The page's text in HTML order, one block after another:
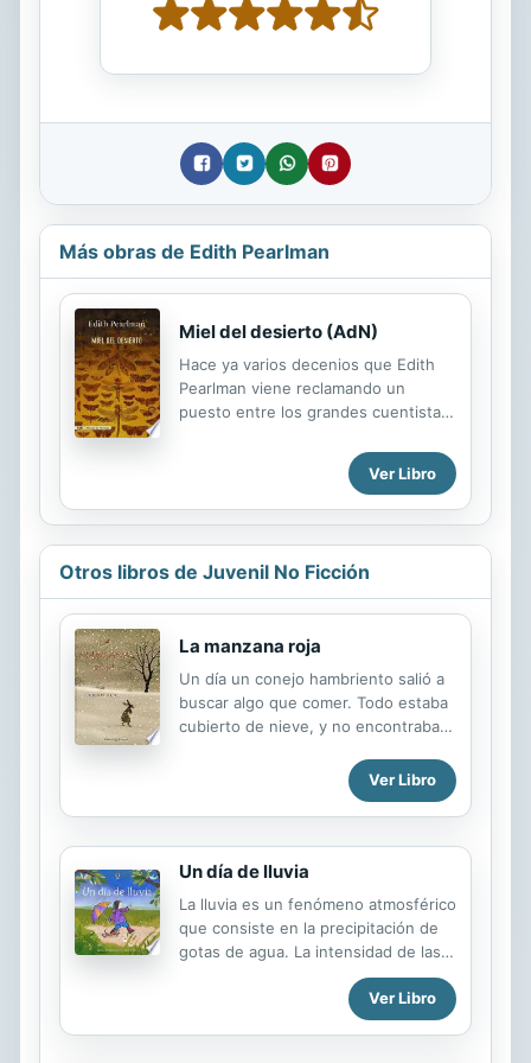
Más obras de Edith Pearlman
Miel del desierto (AdN)
Hace ya varios decenios que Edith
Pearlman viene reclamando un
puesto entre los grandes cuentistas
incomparable de ver la realidad, su
consumada maestría, su ingenio
amplio y generoso, han dado lugar a
que se la compare con Anton
Grace Paley y Frank O'Connor. "Miel
del desierto" constituye una
viene a ser una auténtica celebración
de la autora. Sean cuales sean sus
personajes, Pearlman los conoce a
todos, íntimamente, y nos los
generosidad. Su prosa, tan afinada...
Ver Libro
Otros libros de Juvenil No Ficción
La manzana roja
Un día un conejo hambriento salió a
buscar algo que comer. Todo estaba
cubierto de nieve, y no encontraba
roja que colgaba de un árbol. Pero
no podía alcanzarla. Y fue a buscar
ayuda... Un precioso álbum sobre la
cooperació
Ver Libro
Un día de lluvia
La lluvia es un fenómeno atmosférico
que consiste en la precipitación de
gotas de agua. La intensidad de las
lluvias se mide en milímetros de agua
caída, es decir, la altura de agua
caída recogida en una superficie
Ver Libro